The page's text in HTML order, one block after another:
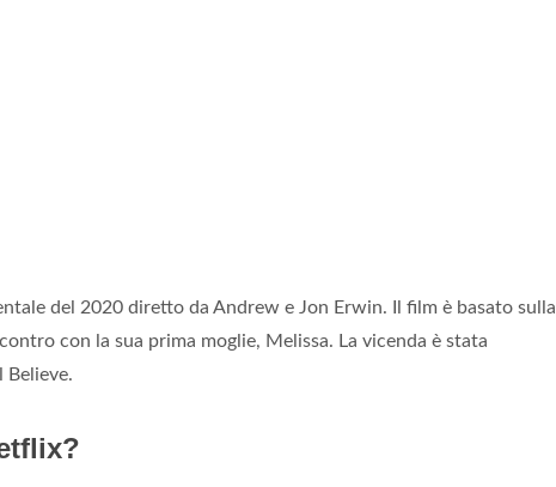
del 2020 diretto da Andrew e Jon Erwin. Il film è basato sulla
con la sua prima moglie, Melissa. La vicenda è stata